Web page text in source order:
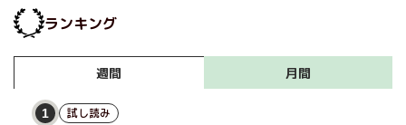
一
ランキング
週間 月間
1 試し読み